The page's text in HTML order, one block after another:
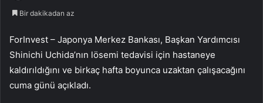
Bir dakikadan az
ForInvest – Japonya Merkez Bankası, Başkan Yardımcısı
Shinichi Uchida’nın lösemi tedavisi için hastaneye
kaldırıldığını ve birkaç hafta boyunca uzaktan çalışacağını
cuma günü açıkladı.